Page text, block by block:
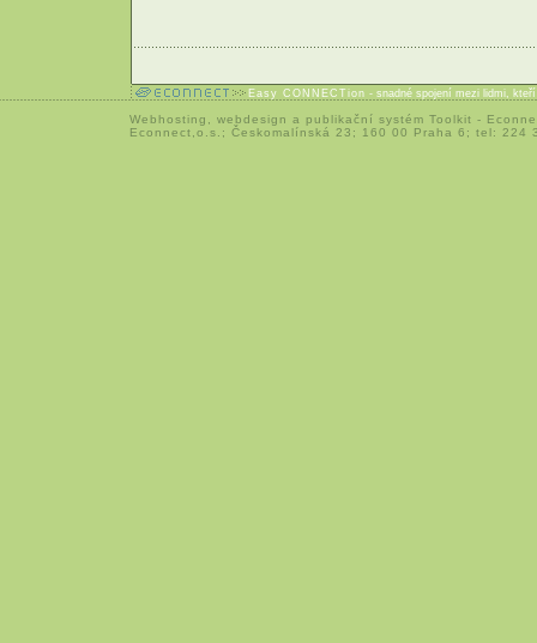
Easy CONNECTion - snadné spojení mezi lidmi,
Webhosting webdesign a publikační systém Toolkit -
Econnect,o.s.; Českomalínská 23; 160 00 Praha 6; tel: 224